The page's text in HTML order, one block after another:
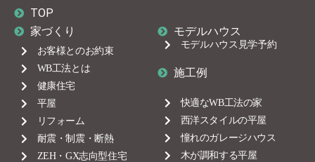
TOP
家づくり
お客様とのお約束
WB工法とは
健康住宅
平屋
リフォーム
耐震・制震・断熱
ZEH・GX志向型住宅
モデルハウス
モデルハウス見学予約
施工例
快適なWB工法の家
西洋スタイルの平屋
憧れのガレージハウス
木が調和する平屋